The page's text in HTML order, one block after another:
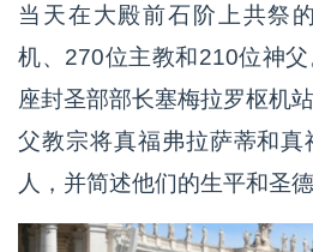
当天在大殿前石阶上共祭
机、270位主教和210位神
座封圣部部长塞梅拉罗枢机
父教宗将真福弗拉萨蒂和真
人，并简述他们的生平和圣德